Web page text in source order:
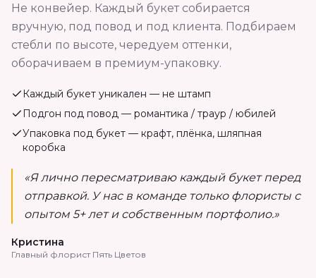
Не конвейер. Каждый букет собирается
вручную, под повод и под клиента. Подбираем
стебли по высоте, чередуем оттенки,
оборачиваем в премиум-упаковку.
Каждый букет уникален — не штамп
Подгон под повод — романтика / траур / юбилей
Упаковка под букет — крафт, плёнка, шляпная
коробка
«Я лично пересматриваю каждый букет перед
отправкой. У нас в команде только флористы с
опытом 5+ лет и собственным портфолио.»
Кристина
Главный флорист Пять Цветов